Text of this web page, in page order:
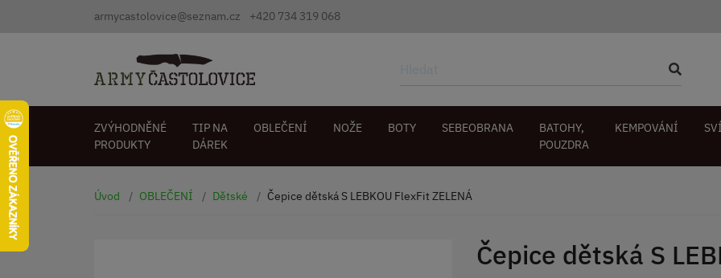
armycastolovice@seznam.cz +420 734 319 068
ZVÝHODNĚNÉ
PRODUKTY
TIP NA
DÁREK
OBLEČENÍ NOŽE BOTY SEBEOBRANA
BATOHY,
POUZDRA
KEMPOVÁNÍ
Úvod OBLEČENÍ Dětské Čepice dětská S LEBKOU FlexFit ZELENÁ
Čepice dětská S